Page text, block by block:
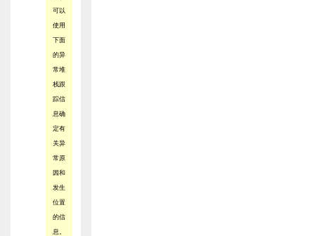
可以
使用
下面
的异
常堆
栈跟
踪信
息确
定有
关异
常原
因和
发生
位置
的信
息。